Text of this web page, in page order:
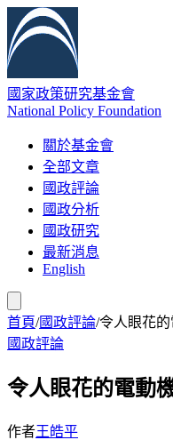
國家政策研究基金會
National Policy Foundation
關於基金會
全部文章
國政評論
國政分析
國政研究
最新消息
English
首頁/國政評論/令人眼花
國政評論
令人眼花的電動
作者王皓平